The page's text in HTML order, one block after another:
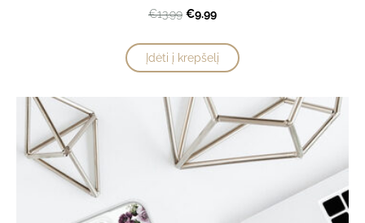
€13.99 €9.99
Įdėti į krepšelį